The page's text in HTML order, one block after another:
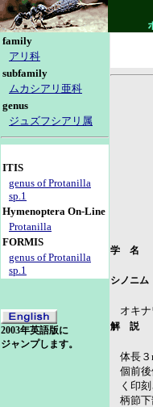
family
アリ科
subfamily
ムカシアリ亜科
genus
ジュズフシアリ属
ITIS
genus of Protanilla
sp.1
Hymenoptera On-Line
Protanilla
FORMIS
genus of Protanilla
sp.1
2003年英語版に
ジャンプします。
学 名
シノニム
オキ
解 説
体長
個前
く印
柄節